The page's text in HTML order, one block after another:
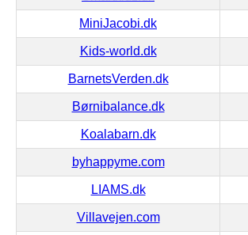
MiniJacobi.dk
Kids-world.dk
BarnetsVerden.dk
Børnibalance.dk
Koalabarn.dk
byhappyme.com
LIAMS.dk
Villavejen.com